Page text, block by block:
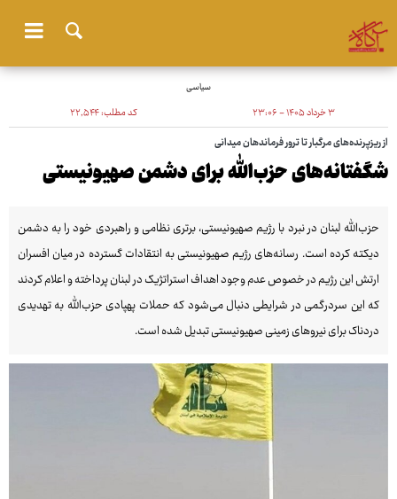
سیاسی
۳ خرداد ۱۴۰۵ - ۲۳:۰۶ کد مطلب:۲۲٬۵۴۴
از ریزپرنده‌های مرگبار تا ترور فرماندهان میدانی
شگفتانه‌های حزب‌الله برای دشمن صهیونیستی
حزب‌الله لبنان در نبرد با رژیم صهیونیستی، برتری نظامی و راهبردی خود را به دشمن
دیکته کرده است. رسانه‌های رژیم صهیونیستی به انتقادات گسترده در میان افسران
ارتش این رژیم در خصوص عدم وجود اهداف استراتژیک در لبنان پرداخته و اعلام کردند
که این سردرگمی در شرایطی دنبال می‌شود که حملات پهپادی حزب‌الله به تهدیدی
دردناک برای نیروهای زمینی صهیونیستی تبدیل شده است.